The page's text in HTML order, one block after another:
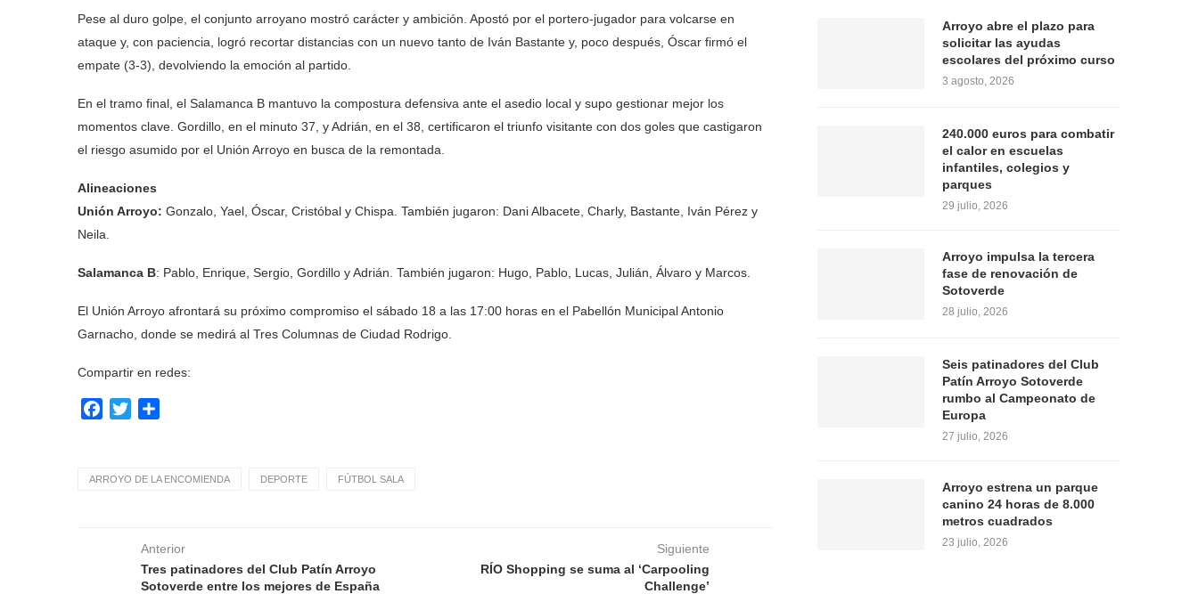
Pese al duro golpe, el conjunto arroyano mostró carácter y ambición. Apostó por el portero-jugador para volcarse en
ataque y, con paciencia, logró recortar distancias con un nuevo tanto de Iván Bastante y, poco después, Óscar firmó el
empate (3-3), devolviendo la emoción al partido.
En el tramo final, el Salamanca B mantuvo la compostura defensiva ante el asedio local y supo gestionar mejor los
momentos clave. Gordillo, en el minuto 37, y Adrián, en el 38, certificaron el triunfo visitante con dos goles que castigaron
el riesgo asumido por el Unión Arroyo en busca de la remontada.
Alineaciones
Unión Arroyo: Gonzalo, Yael, Óscar, Cristóbal y Chispa. También jugaron: Dani Albacete, Charly, Bastante, Iván Pérez y
Neila.
Salamanca B: Pablo, Enrique, Sergio, Gordillo y Adrián. También jugaron: Hugo, Pablo, Lucas, Julián, Álvaro y Marcos.
El Unión Arroyo afrontará su próximo compromiso el sábado 18 a las 17:00 horas en el Pabellón Municipal Antonio
Garnacho, donde se medirá al Tres Columnas de Ciudad Rodrigo.
Compartir en redes:
Facebook
Twitter
ARROYO DE LA ENCOMIENDA DEPORTE FÚTBOL SALA
Anterior
Tres patinadores del Club Patín Arroyo
Sotoverde entre los mejores de España
Siguiente
RÍO Shopping se suma al ‘Carpooling
Challenge’
Arroyo abre el plazo para
solicitar las ayudas
escolares del próximo curso
3 agosto, 2026
240.000 euros para combatir
el calor en escuelas
infantiles, colegios y
parques
29 julio, 2026
Arroyo impulsa la tercera
fase de renovación de
Sotoverde
28 julio, 2026
Seis patinadores del Club
Patín Arroyo Sotoverde
rumbo al Campeonato de
Europa
27 julio, 2026
Arroyo estrena un parque
canino 24 horas de 8.000
metros cuadrados
23 julio, 2026